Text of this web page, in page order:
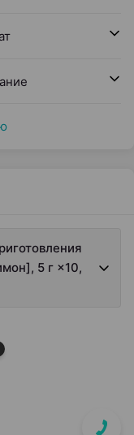
5 г ×10,